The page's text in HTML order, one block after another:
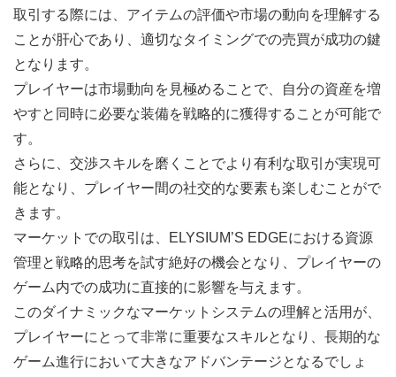
取引する際には、アイテムの評価や市場の動向を理解する
ことが肝心であり、適切なタイミングでの売買が成功の鍵
となります。
プレイヤーは市場動向を見極めることで、自分の資産を増
やすと同時に必要な装備を戦略的に獲得することが可能で
す。
さらに、交渉スキルを磨くことでより有利な取引が実現可
能となり、プレイヤー間の社交的な要素も楽しむことがで
きます。
マーケットでの取引は、ELYSIUM’S EDGEにおける資源
管理と戦略的思考を試す絶好の機会となり、プレイヤーの
ゲーム内での成功に直接的に影響を与えます。
このダイナミックなマーケットシステムの理解と活用が、
プレイヤーにとって非常に重要なスキルとなり、長期的な
ゲーム進行において大きなアドバンテージとなるでしょ